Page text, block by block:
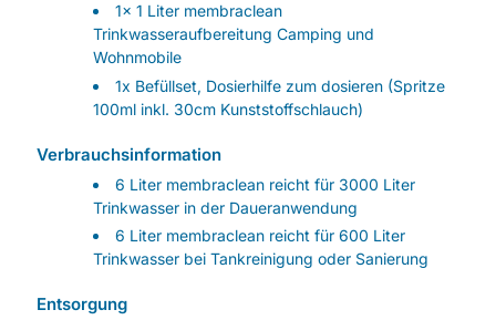
1x 1 Liter membraclean
Trinkwasseraufbereitung Camping und
Wohnmobile
1x Befüllset, Dosierhilfe zum dosieren (Spritze
100ml inkl. 30cm Kunststoffschlauch)
Verbrauchsinformation
6 Liter membraclean reicht für 3000 Liter
Trinkwasser in der Daueranwendung
6 Liter membraclean reicht für 600 Liter
Trinkwasser bei Tankreinigung oder Sanierung
Entsorgung